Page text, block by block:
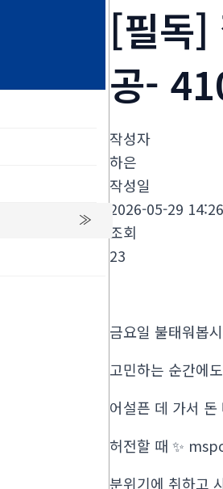
[필독]
공-
작성자
하은
작성일
2026-05-29 14:26
조회
23
금요일 불태워봅
고민하는 순간에
어설픈 데 가서
허전할 때 ✨
분위기에 취하고